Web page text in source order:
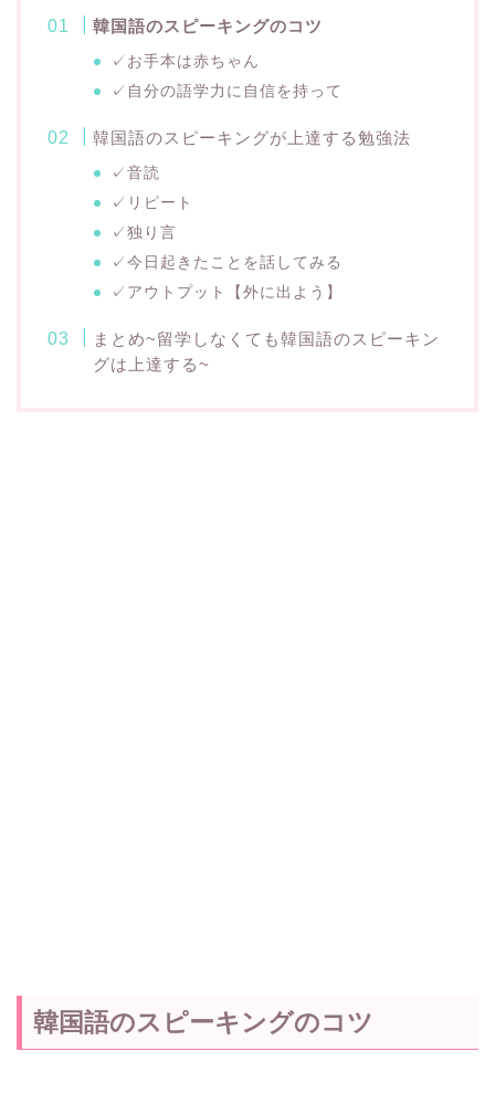
韓国語のスピーキングのコツ
✓お手本は赤ちゃん
✓自分の語学力に自信を持って
韓国語のスピーキングが上達する勉強法
✓音読
✓リピート
✓独り言
✓今日起きたことを話してみる
✓アウトプット【外に出よう】
まとめ~留学しなくても韓国語のスピーキン
グは上達する~
韓国語のスピーキングのコツ